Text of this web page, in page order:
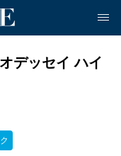
デッセイ ハイ